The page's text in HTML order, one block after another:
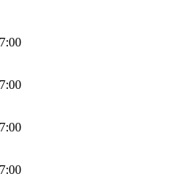
:00
:00
:00
:00